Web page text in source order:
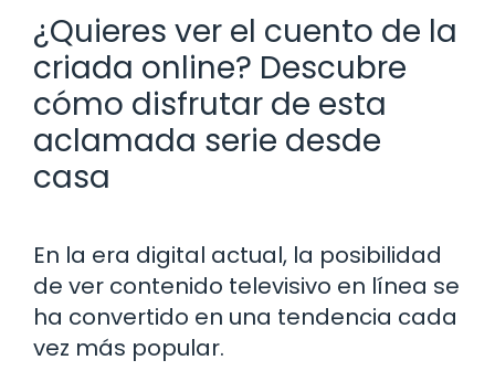
¿Quieres ver el cuento de la
criada online? Descubre
cómo disfrutar de esta
aclamada serie desde
casa
En la era digital actual, la posibilidad
de ver contenido televisivo en línea se
ha convertido en una tendencia cada
vez más popular.